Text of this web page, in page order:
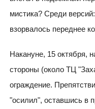
мистика? Среди
взорвалось переднее
Накануне, 15 октября,
стороны (около ТЦ
ограждение.
"осилил", оставшись в